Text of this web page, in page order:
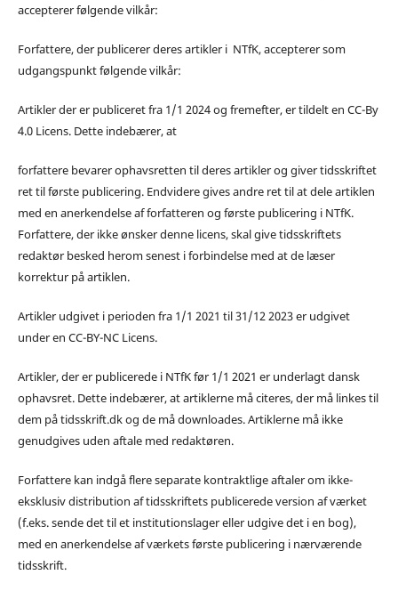
accepterer følgende vilkår:
Forfattere, der publicerer deres artikler i NTfK, accepterer som
udgangspunkt følgende vilkår:
Artikler der er publiceret fra 1/1 2024 og fremefter, er tildelt en CC-By
4.0 Licens. Dette indebærer, at
forfattere bevarer ophavsretten til deres artikler og giver tidsskriftet
ret til første publicering. Endvidere gives andre ret til at dele artiklen
med en anerkendelse af forfatteren og første publicering i NTfK.
Forfattere, der ikke ønsker denne licens, skal give tidsskriftets
redaktør besked herom senest i forbindelse med at de læser
korrektur på artiklen.
Artikler udgivet i perioden fra 1/1 2021 til 31/12 2023 er udgivet
under en CC-BY-NC Licens.
Artikler, der er publicerede i NTfK før 1/1 2021 er underlagt dansk
ophavsret. Dette indebærer, at artiklerne må citeres, der må linkes til
dem på tidsskrift.dk og de må downloades. Artiklerne må ikke
genudgives uden aftale med redaktøren.
Forfattere kan indgå flere separate kontraktlige aftaler om ikke-
eksklusiv distribution af tidsskriftets publicerede version af værket
(f.eks. sende det til et institutionslager eller udgive det i en bog),
med en anerkendelse af værkets første publicering i nærværende
tidsskrift.